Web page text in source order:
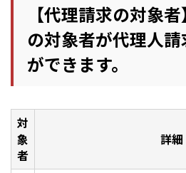
【代理請求の対象
の対象者が代理人
ができます。
対
象
者
詳細